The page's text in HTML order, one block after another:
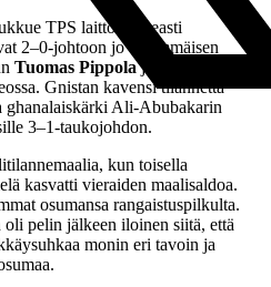
TPS laittoi nopeasti
2–0-johtoon jo ensimmäisen
Tuomas Pippolaja
Gnistan kavensi tilannetta
ghanalaiskärki Ali-Abubakarin
3–1-taukojohdon.
kun toisella
kasvatti vieraiden maalisaldoa.
osumansa rangaistuspilkulta.
pelin jälkeen iloinen siitä, että
monin eri tavoin ja